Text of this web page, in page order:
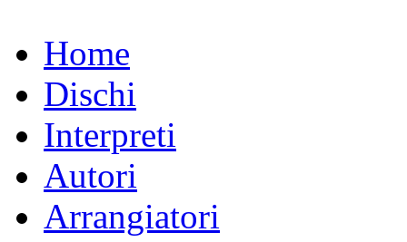
Home
Dischi
Interpreti
Autori
Arrangiatori